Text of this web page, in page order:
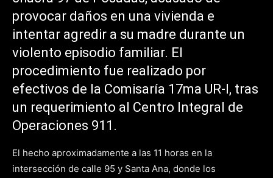
provocar daños en una vivienda e
intentar agredir a su madre durante un
violento episodio familiar. El
procedimiento fue realizado por
efectivos de la Comisaría 17ma UR-I, tras
un requerimiento al Centro Integral de
Operaciones 911.
El hecho aproximadamente a las 11 horas en la
intersección de calle 95 y Santa Ana, donde los